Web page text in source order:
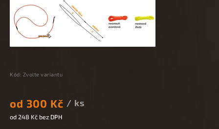
Kód: Zvolte variantu
od 300 Kč / ks
od248 Kč bez DPH